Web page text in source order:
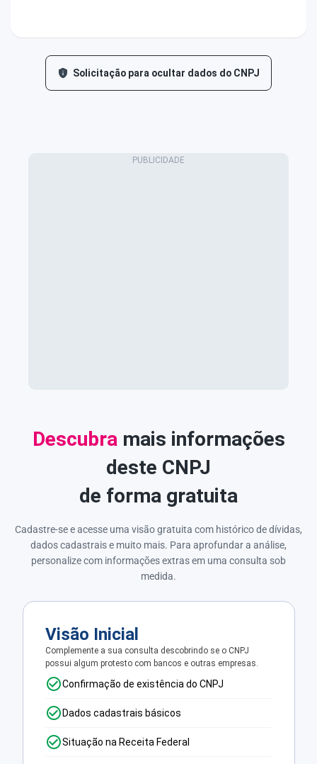
Solicitação para ocultar dados do CNPJ
Descubramais informações
deste CNPJ
de forma gratuita
Cadastre-se e acesse uma visão gratuita com histórico de dívidas,
dados cadastrais e muito mais. Para aprofundar a análise,
personalize com informações extras em uma consulta sob
medida.
Visão Inicial
Complemente a sua consulta descobrindo se o CNPJ
possui algum protesto com bancos e outras empresas.
Confirmação de existência do CNPJ
Dados cadastrais básicos
Situação na Receita Federal